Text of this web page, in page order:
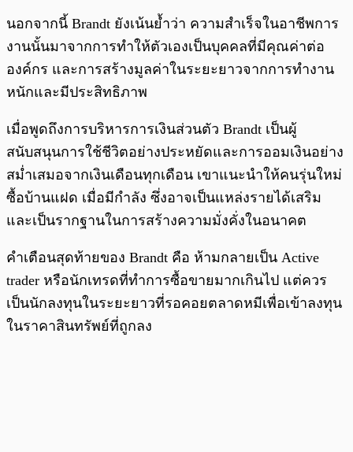
นอกจากนี้ Brandt ยังเน้นย้ำว่า ความสำเร็จในอาชีพการ
งานนั้นมาจากการทำให้ตัวเองเป็นบุคคลที่มีคุณค่าต่อ
องค์กร และการสร้างมูลค่าในระยะยาวจากการทำงาน
หนักและมีประสิทธิภาพ
เมื่อพูดถึงการบริหารการเงินส่วนตัว Brandt เป็นผู้
สนับสนุนการใช้ชีวิตอย่างประหยัดและการออมเงินอย่าง
สม่ำเสมอจากเงินเดือนทุกเดือน เขาแนะนำให้คนรุ่นใหม่
ซื้อบ้านแฝด เมื่อมีกำลัง ซึ่งอาจเป็นแหล่งรายได้เสริม
และเป็นรากฐานในการสร้างความมั่งคั่งในอนาคต
คำเตือนสุดท้ายของ Brandt คือ ห้ามกลายเป็น Active
trader หรือนักเทรดที่ทำการซื้อขายมากเกินไป แต่ควร
เป็นนักลงทุนในระยะยาวที่รอคอยตลาดหมีเพื่อเข้าลงทุน
ในราคาสินทรัพย์ที่ถูกลง